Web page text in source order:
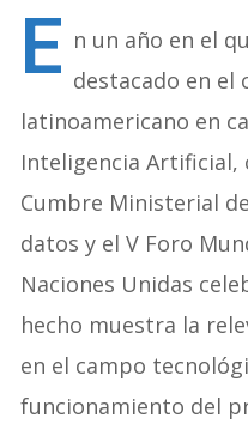
E n un año en el
destacado en el
latinoamericano en
Inteligencia Artificial,
Cumbre Ministerial
datos y el V Foro
Naciones Unidas
hecho muestra la
en el campo
funcionamiento del